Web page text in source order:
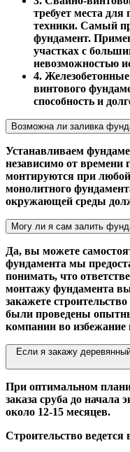
требует места для
техники. Самый
фундамент.
участках с
невозможностью
4.
винтового
способность и
Возможна ли заливка
Устанавливаем
независимо от
монтируются при
монолитного
окружающей среды
Могу ли я сам залить
Да, вы можете
фундамента мы
понимать, что
монтажу фундамента
закажете
были проведены
компании во избежание
Если я закажу
При оптимальном
заказа сруба до начала
около 12-15 месяцев.
Строительство ведется